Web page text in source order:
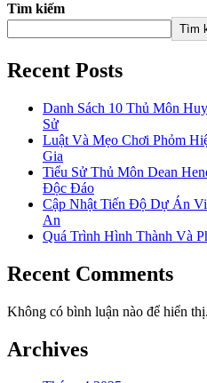
Tìm kiếm
Tìm
Recent Posts
Danh Sách 10 Thủ Môn
Sử
Luật Và Mẹo Chơi Phỏm
Gia
Tiểu Sử Thủ Môn Dean
Độc Đáo
Cập Nhật Tiến Độ Dự Án
An
Quá Trình Hình Thành Và
Recent Comments
Không có bình luận nào để hiển thị.
Archives